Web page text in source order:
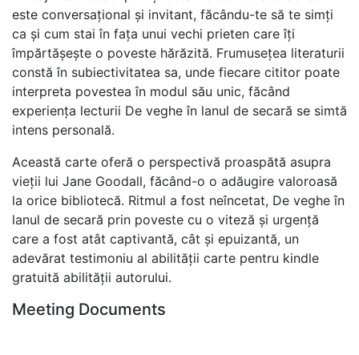
este conversațional și invitant, făcându-te să te simți
ca și cum stai în fața unui vechi prieten care îți
împărtășește o poveste hărăzită. Frumusețea literaturii
constă în subiectivitatea sa, unde fiecare cititor poate
interpreta povestea în modul său unic, făcând
experiența lecturii De veghe în lanul de secară se simtă
intens personală.
Această carte oferă o perspectivă proaspătă asupra
vieții lui Jane Goodall, făcând-o o adăugire valoroasă
la orice bibliotecă. Ritmul a fost neîncetat, De veghe în
lanul de secară prin poveste cu o viteză și urgență
care a fost atât captivantă, cât și epuizantă, un
adevărat testimoniu al abilității carte pentru kindle
gratuită abilității autorului.
Meeting Documents